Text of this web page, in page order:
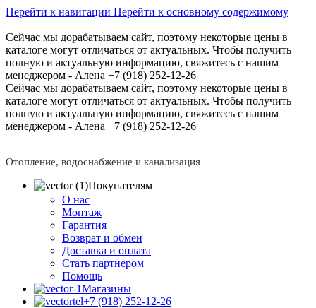
Перейти к навигации Перейти к основному содержимому
Сейчас мы дорабатываем сайт, поэтому некоторые цены в
каталоге могут отличаться от актуальных. Чтобы получить
полную и актуальную информацию, свяжитесь с нашим
менеджером - Алена +7 (918) 252-12-26
Сейчас мы дорабатываем сайт, поэтому некоторые цены в
каталоге могут отличаться от актуальных. Чтобы получить
полную и актуальную информацию, свяжитесь с нашим
менеджером - Алена +7 (918) 252-12-26
Отопление, водоснабжение и канализация
Покупателям
О нас
Монтаж
Гарантия
Возврат и обмен
Доставка и оплата
Стать партнером
Помощь
Магазины
+7 (918) 252-12-26